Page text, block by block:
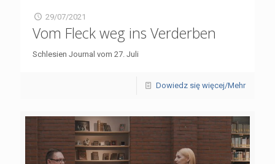
29/07/2021
Vom Fleck weg ins Verderben
Schlesien Journal vom 27. Juli
Dowiedz się więcej/Mehr